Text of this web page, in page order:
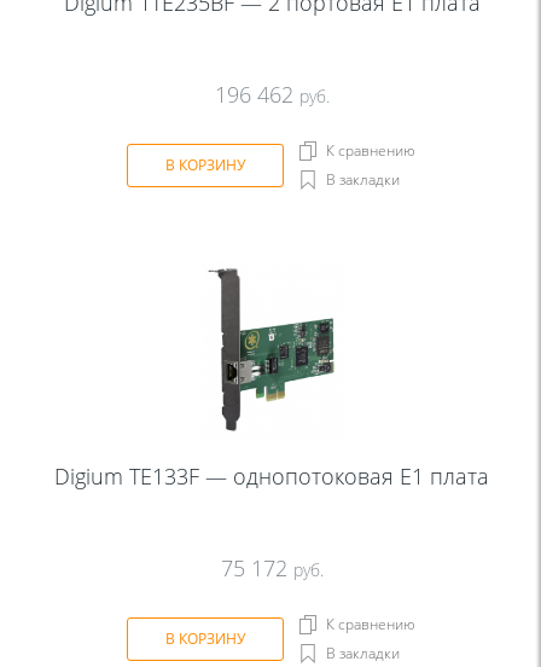
196 462 руб.
В КОРЗИНУ
К сравнению
В закладки
Digium TE133F — однопотоковая Е1 плата
75 172 руб.
В КОРЗИНУ
К сравнению
В закладки